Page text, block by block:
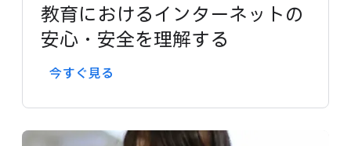
教育に​おける​インターネットの​
安心・安全を​理解する
今すぐ​見る